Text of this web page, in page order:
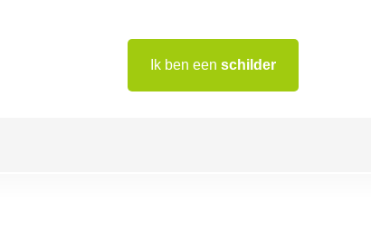
Ik ben een schilder